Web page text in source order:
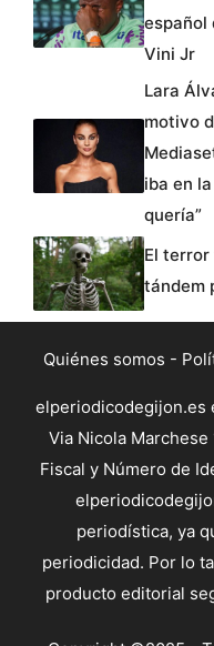
español
Vini Jr
Lara
motivo
iba en
quería”
El terror
tándem
Quiénes somos -
elperiodicodegijon.es
Via Nicola Marchese
Fiscal y Número de
periodística, ya
periodicidad. Por lo
producto editorial